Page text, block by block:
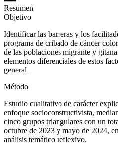
Resumen
Objetivo
Identificar las barreras y los
programa de cribado de cáncer
de las poblaciones migrante y
elementos diferenciales de estos
general.
Método
Estudio cualitativo de carácter
enfoque socioconstructivista,
cinco grupos triangulares con un
octubre de 2023 y mayo de 2024,
análisis temático reflexivo.